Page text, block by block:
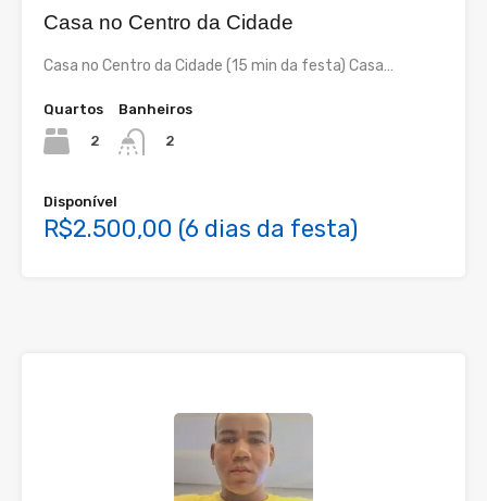
Casa no Centro da Cidade
Casa no Centro da Cidade (15 min da festa) Casa…
Quartos
2
Banheiros
2
Disponível
R$2.500,00 (6 dias da festa)